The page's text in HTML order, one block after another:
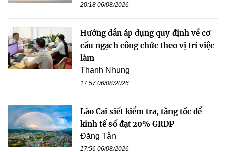
20:18 06/08/2026
Hướng dẫn áp dụng quy định về cơ
cấu ngạch công chức theo vị trí việc
làm
Thanh Nhung
17:57 06/08/2026
Lào Cai siết kiểm tra, tăng tốc để
kinh tế số đạt 20% GRDP
Đăng Tân
17:56 06/08/2026